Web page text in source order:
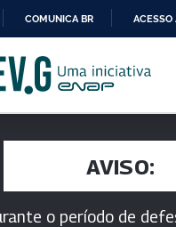
PARA
CONTEÚDO
COMUNICA BR ACESSO
AVISO:
o período de